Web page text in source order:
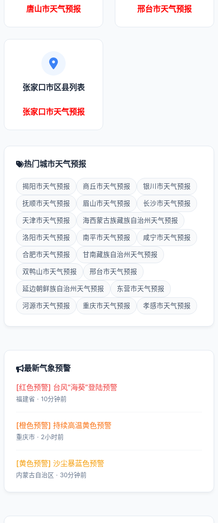
唐山市天气预报 邢台市天气预报
张家口市区县列表
张家口市天气预报
热门城市天气预报
揭阳市天气预报 商丘市天气预报 银川市天气预报
抚顺市天气预报 眉山市天气预报 长沙市天气预报
天津市天气预报 海西蒙古族藏族自治州天气预报
洛阳市天气预报 南平市天气预报 咸宁市天气预报
合肥市天气预报 甘南藏族自治州天气预报
双鸭山市天气预报 邢台市天气预报
延边朝鲜族自治州天气预报 东营市天气预报
河源市天气预报 重庆市天气预报 孝感市天气预报
最新气象预警
[红色预警] 台风“海葵”登陆预警
福建省 · 10分钟前
[橙色预警] 持续高温黄色预警
重庆市 · 2小时前
[黄色预警] 沙尘暴蓝色预警
内蒙古自治区 · 30分钟前